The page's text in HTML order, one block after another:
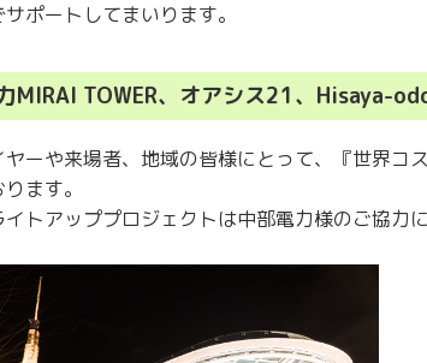
ポートしてまいります。
MIRAI TOWER、オアシス21、Hisaya-
ヤーや来場者、地域の皆様にとって、『世界コ
ます。
イトアッププロジェクトは中部電力様のご協力